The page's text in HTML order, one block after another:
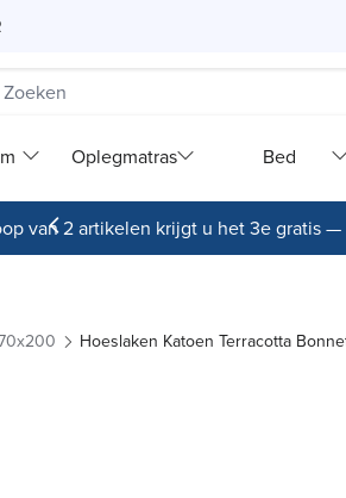
Oplegmatras Bed
van 2 artikelen krijgt u het 3e gratis
Hoeslaken Katoen Terracotta